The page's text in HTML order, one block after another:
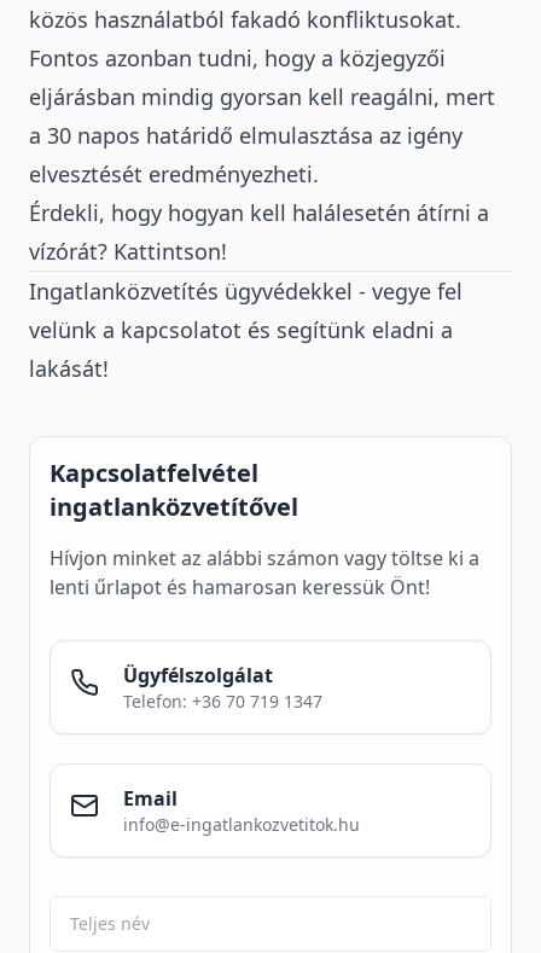
közös használatból fakadó konfliktusokat.
Fontos azonban tudni, hogy a közjegyzői
eljárásban mindig gyorsan kell reagálni, mert
a 30 napos határidő elmulasztása az igény
elvesztését eredményezheti.
Érdekli, hogy hogyan kell halálesetén átírni a
vízórát? Kattintson!
Ingatlanközvetítés ügyvédekkel - vegye fel
velünk a kapcsolatot és segítünk eladni a
lakását!
Kapcsolatfelvétel
ingatlanközvetítővel
Hívjon minket az alábbi számon vagy töltse ki a
lenti űrlapot és hamarosan keressük Önt!
Ügyfélszolgálat
Telefon: +36 70 719 1347
Email
info@e-ingatlankozvetitok.hu